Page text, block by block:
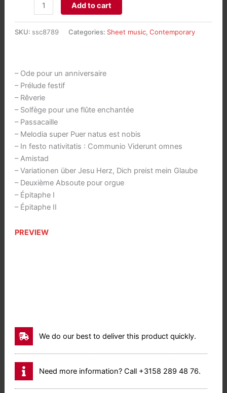
We do our best to deliver this product quickly.
Need more information? Call +3158 289 48 76.
d'Orgue
différents)
aantal
Add to cart
SKU: ssc8789 Categories: Sheet music, Contemporary
– Ode pour un anniversaire
– Prélude festif
– Rêverie
– Solfège pour une flûte enchantée
– Passacaille
– Melodia super Puer natus est nobis
– In festo nativitatis : Communio Viderunt omnes
– Amistad
– Variationen über Jesu Herz, Dich preist mein Glaube
– Deuxième Absoute pour orgue
– Épitaphe I
– Épitaphe II
PREVIEW